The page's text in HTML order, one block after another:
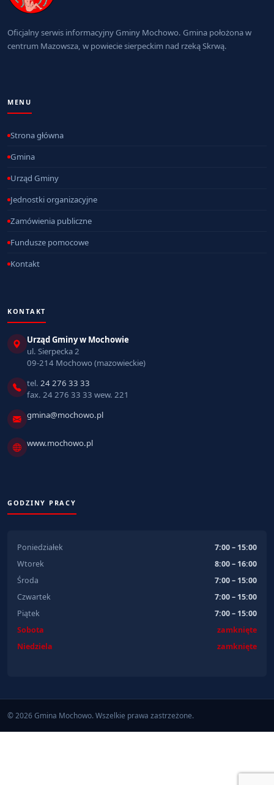
Oficjalny serwis informacyjny Gminy Mochowo. Gmina położona w
centrum Mazowsza, w powiecie sierpeckim nad rzeką Skrwą.
MENU
Strona główna
Gmina
Urząd Gminy
Jednostki organizacyjne
Zamówienia publiczne
Fundusze pomocowe
Kontakt
KONTAKT
Urząd Gminy w Mochowie
ul. Sierpecka 2
09-214 Mochowo (mazowieckie)
tel. 24 276 33 33
fax. 24 276 33 33 wew. 221
gmina@mochowo.pl
www.mochowo.pl
GODZINY PRACY
Poniedziałek
7:00 – 15:00
Wtorek
8:00 – 16:00
Środa
7:00 – 15:00
Czwartek
7:00 – 15:00
Piątek
7:00 – 15:00
Sobota
zamknięte
Niedziela
zamknięte
© 2026 Gmina Mochowo. Wszelkie prawa zastrzeżone.